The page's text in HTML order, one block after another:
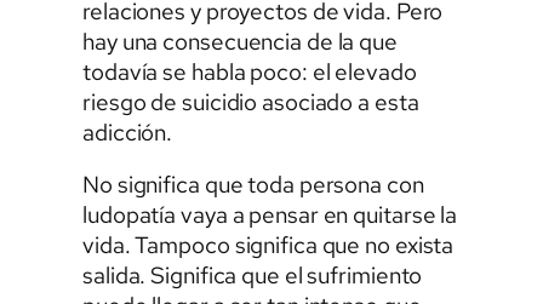
relaciones y proyectos de vida. Pero
hay una consecuencia de la que
todavía se habla poco: el elevado
riesgo de suicidio asociado a esta
adicción.
No significa que toda persona con
ludopatía vaya a pensar en quitarse la
vida. Tampoco significa que no exista
salida. Significa que el sufrimiento